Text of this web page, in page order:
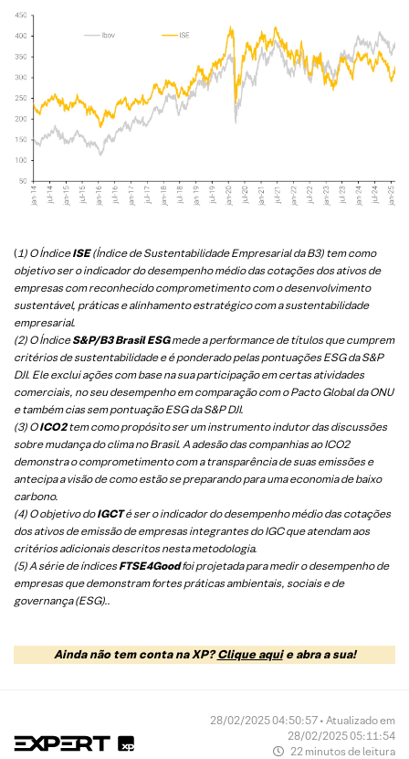
( 1) O ÍndiceISE(Índice de Sustentabilidade Empresarial da B3) tem como
objetivo ser o indicador do desempenho médio das cotações dos ativos de
empresas com reconhecido comprometimento com o desenvolvimento
sustentável, práticas e alinhamento estratégico com a sustentabilidade
empresarial.
(2) O ÍndiceS&P/B3 Brasil ESGmede a performance de títulos que cumprem
critérios de sustentabilidade e é ponderado pelas pontuações ESG da S&P
DJI. Ele exclui ações com base na sua participação em certas atividades
comerciais, no seu desempenho em comparação com o Pacto Global da ONU
e também cias sem pontuação ESG da S&P DJI.
(3) OICO2tem como propósito ser um instrumento indutor das discussões
sobre mudança do clima no Brasil. A adesão das companhias ao ICO2
demonstra o comprometimento com a transparência de suas emissões e
antecipa a visão de como estão se preparando para uma economia de baixo
carbono.
(4) O objetivo doIGCTé ser o indicador do desempenho médio das cotações
dos ativos de emissão de empresas integrantes do IGC que atendam aos
critérios adicionais descritos nesta metodologia.
(5) A série de índicesFTSE4Goodfoi projetada para medir o desempenho de
empresas que demonstram fortes práticas ambientais, sociais e de
governança (ESG)..
Ainda não tem conta na XP?Clique aquie abra a sua!
28/02/2025 04:50:57 • Atualizado em
28/02/2025 05:11:54
22 minutos de leitura